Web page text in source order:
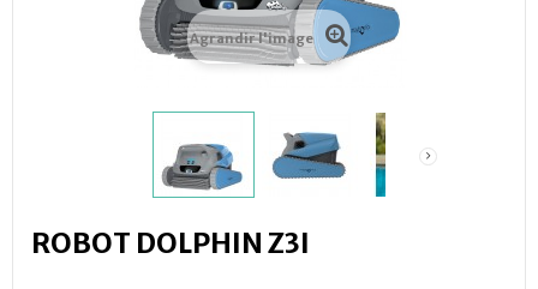
Agrandir l'image
ROBOT DOLPHIN Z3I